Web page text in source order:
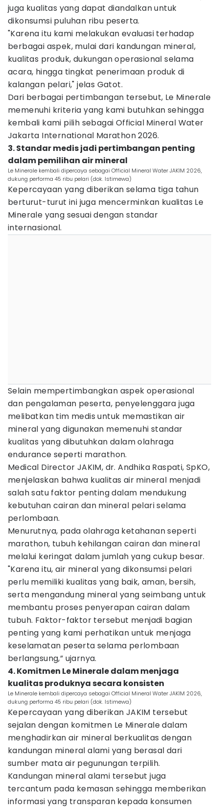
juga kualitas yang dapat diandalkan untuk
dikonsumsi puluhan ribu peserta.
"Karena itu kami melakukan evaluasi terhadap
berbagai aspek, mulai dari kandungan mineral,
kualitas produk, dukungan operasional selama
acara, hingga tingkat penerimaan produk di
kalangan pelari," jelas Gatot.
Dari berbagai pertimbangan tersebut, Le Minerale
memenuhi kriteria yang kami butuhkan sehingga
kembali kami pilih sebagai Official Mineral Water
Jakarta International Marathon 2026.
3. Standar medis jadi pertimbangan penting
dalam pemilihan air mineral
Le Minerale kembali dipercaya sebagai Official Mineral Water JAKIM 2026,
dukung performa 45 ribu pelari (dok. Istimewa)
Kepercayaan yang diberikan selama tiga tahun
berturut-turut ini juga mencerminkan kualitas Le
Minerale yang sesuai dengan standar
internasional.
Selain mempertimbangkan aspek operasional
dan pengalaman peserta, penyelenggara juga
melibatkan tim medis untuk memastikan air
mineral yang digunakan memenuhi standar
kualitas yang dibutuhkan dalam olahraga
endurance seperti marathon.
Medical Director JAKIM, dr. Andhika Raspati, SpKO,
menjelaskan bahwa kualitas air mineral menjadi
salah satu faktor penting dalam mendukung
kebutuhan cairan dan mineral pelari selama
perlombaan.
Menurutnya, pada olahraga ketahanan seperti
marathon, tubuh kehilangan cairan dan mineral
melalui keringat dalam jumlah yang cukup besar.
"Karena itu, air mineral yang dikonsumsi pelari
perlu memiliki kualitas yang baik, aman, bersih,
serta mengandung mineral yang seimbang untuk
membantu proses penyerapan cairan dalam
tubuh. Faktor-faktor tersebut menjadi bagian
penting yang kami perhatikan untuk menjaga
keselamatan peserta selama perlombaan
berlangsung,” ujarnya.
4. Komitmen Le Minerale dalam menjaga
kualitas produknya secara konsisten
Le Minerale kembali dipercaya sebagai Official Mineral Water JAKIM 2026,
dukung performa 45 ribu pelari (dok. Istimewa)
Kepercayaan yang diberikan JAKIM tersebut
sejalan dengan komitmen Le Minerale dalam
menghadirkan air mineral berkualitas dengan
kandungan mineral alami yang berasal dari
sumber mata air pegunungan terpilih.
Kandungan mineral alami tersebut juga
tercantum pada kemasan sehingga memberikan
informasi yang transparan kepada konsumen